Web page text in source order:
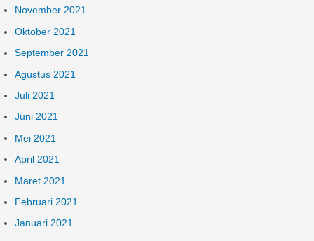
November 2021
Oktober 2021
September 2021
Agustus 2021
Juli 2021
Juni 2021
Mei 2021
April 2021
Maret 2021
Februari 2021
Januari 2021